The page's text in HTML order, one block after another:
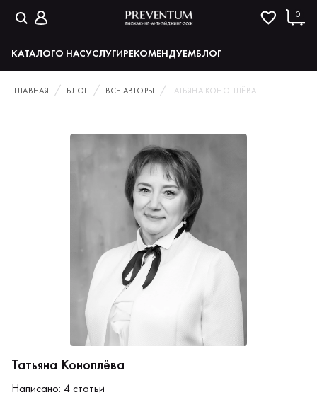
0
КАТАЛОГО НАСУСЛУГИРЕКОМЕНДУЕМБЛОГ
ГЛАВНАЯ БЛОГ ВСЕ АВТОРЫ ТАТЬЯНА КОНОПЛЁВА
Татьяна Коноплёва
Написано: 4 статьи